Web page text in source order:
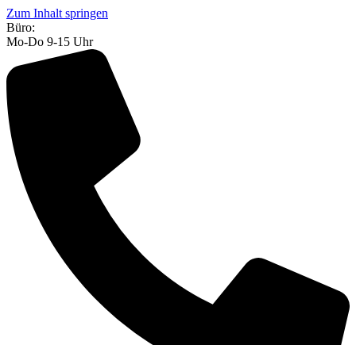
Zum Inhalt springen
Büro:
Mo-Do 9-15 Uhr